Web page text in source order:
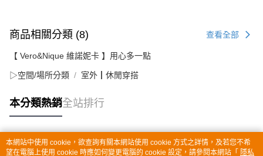
商品相關分類 (8) 查看全部
【 Vero&Nique 維諾妮卡 】用心多一點
▷空間/場所分類 室外┃休閒穿搭
本分類熱銷全站排行
熱門標籤
本網站中使用 cookie，欲查詢有關本網站使用 cookie 方式之詳情，及若您不希
望在電腦上使用 cookie 時應如何變更電腦的 cookie 設定，請參閱本網站「 隱私